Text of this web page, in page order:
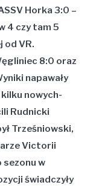
Horka 3:0 –
4 czy tam 5
od VR.
8:0 oraz
napawały
nowych-
Rudnicki
Trześniowski,
Victorii
w
świadczyły